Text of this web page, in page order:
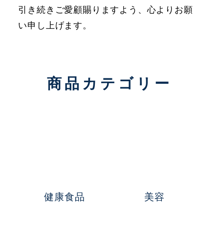
引き続きご愛顧賜りますよう、心よりお願
い申し上げます。
商品カテゴリー
健康食品 美容